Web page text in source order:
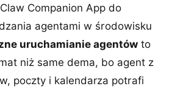
Companion App do
agentami w środowisku
uruchamianie agentów to
niż same dema, bo agent z
poczty i kalendarza potrafi